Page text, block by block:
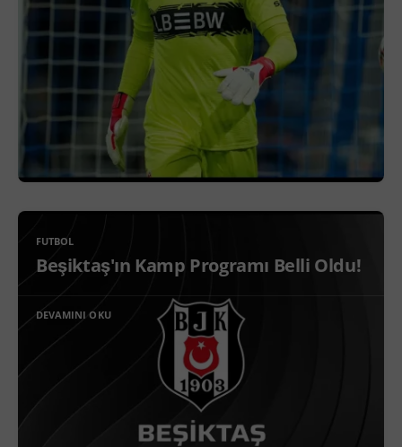
FUTBOL
Beşiktaş'ın Kamp Programı Belli Oldu!
DEVAMINI OKU